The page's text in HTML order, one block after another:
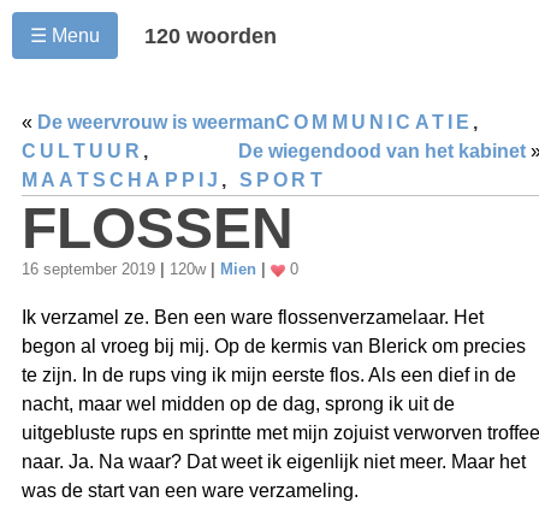
☰ Menu 120 woorden
« De weervrouw is weerman
De wiegendood van het kabinet
COMMUNICATIE ,
CULTUUR ,
MAATSCHAPPIJ , SPORT
FLOSSEN
16 september 2019 120w Mien 0
Ik verzamel ze. Ben een ware flossenverzamelaar. Het
begon al vroeg bij mij. Op de kermis van Blerick om precies
te zijn. In de rups ving ik mijn eerste flos. Als een dief in de
nacht, maar wel midden op de dag, sprong ik uit de
uitgebluste rups en sprintte met mijn zojuist verworven troffee
naar. Ja. Na waar? Dat weet ik eigenlijk niet meer. Maar het
was de start van een ware verzameling.